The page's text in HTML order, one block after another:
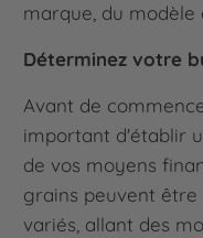
marque, du
Déterminez votre
Avant de
important d'établir
de vos moyens
grains peuvent
variés, allant des